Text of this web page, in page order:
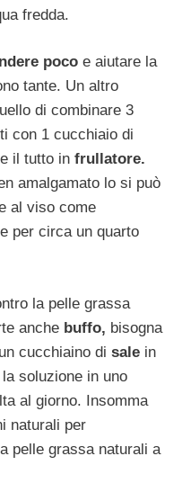
fredda.
poco e aiutare la
tante. Un altro
di combinare 3
con 1 cucchiaio di
il tutto in frullatore.
amalgamato lo si può
al viso come
per circa un quarto
la pelle grassa
anche buffo, bisogna
cucchiaino di sale in
soluzione in uno
al giorno. Insomma
naturali per
pelle grassa naturali a